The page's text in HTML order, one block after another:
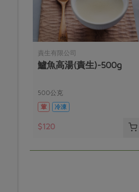
責生有限公司
鱸魚高湯(責生)-500g
500公克
葷
冷凍
$120